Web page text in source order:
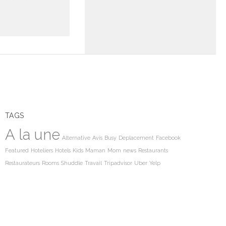
TAGS
A la une Alternative Avis Busy Deplacement Facebook
Featured Hoteliers Hotels Kids Maman Mom news Restaurants
Restaurateurs Rooms Shuddle Travail Tripadvisor Uber Yelp